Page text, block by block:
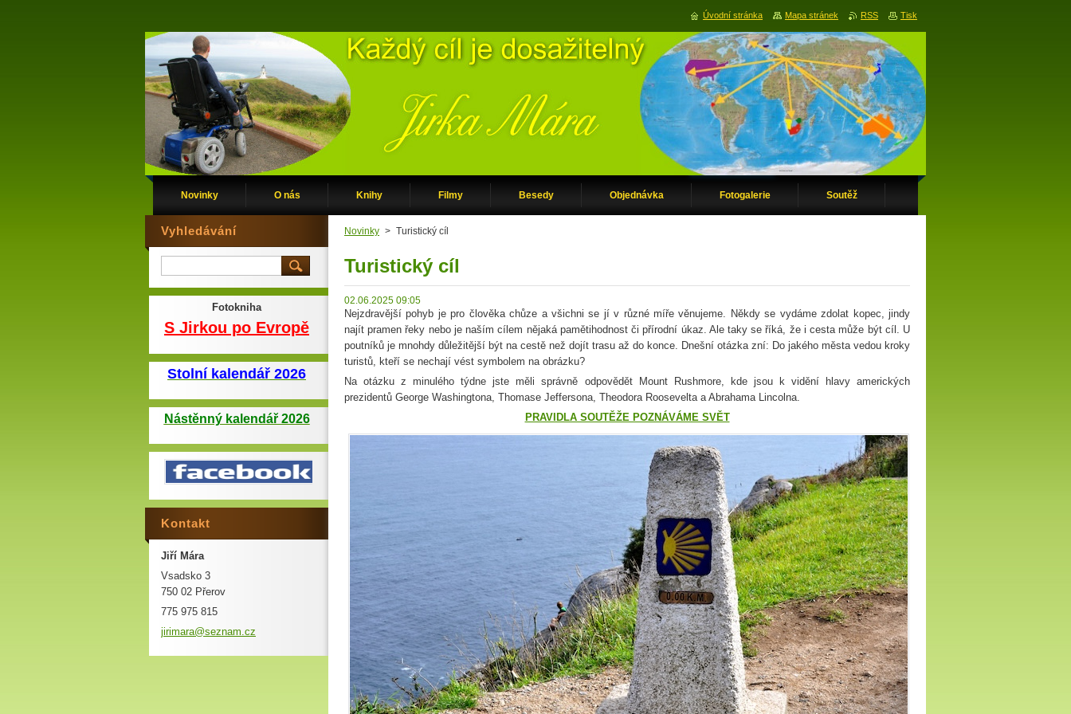
Novinky O nás Knihy Filmy Besedy Objednávka Fotogalerie Soutěž
Novinky > Turistický cíl
Turistický cíl
02.06.2025 09:05
Nejzdravější pohyb je pro člověka chůze a všichni se jí v různé míře věnujeme. Někdy se vydáme zdolat kopec, jindy
najít pramen řeky nebo je naším cílem nějaká pamětihodnost či přírodní úkaz. Ale taky se říká, že i cesta může být cíl. U
poutníků je mnohdy důležitější být na cestě než dojít trasu až do konce. Dnešní otázka zní: Do jakého města vedou kroky
turistů, kteří se nechají vést symbolem na obrázku?
Na otázku z minulého týdne jste měli správně odpovědět Mount Rushmore, kde jsou k vidění hlavy amerických
prezidentů George Washingtona, Thomase Jeffersona, Theodora Roosevelta a Abrahama Lincolna.
PRAVIDLA SOUTĚŽE POZNÁVÁME SVĚT
Vyhledávání
Fotokniha
S Jirkou po Evropě
Stolní kalendář 2026
Nástěnný kalendář 2026
Kontakt
Jiří Mára
Vsadsko 3
750 02 Přerov
775 975 815
jirimara@seznam.cz
Úvodní stránka Mapa stránek RSS Tisk